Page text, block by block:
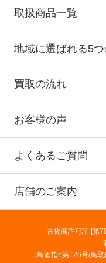
取扱商品一覧
地域に選ばれる5
買取の流れ
お客様の声
よくあるご質問
店舗のご案内
古物商許可証 [第
[鳥酒指e第126号/鳥